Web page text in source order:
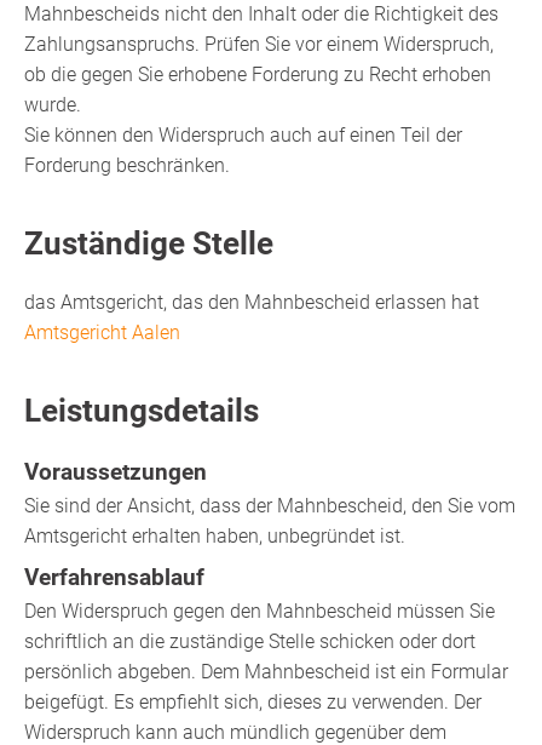
Mahnbescheids nicht den Inhalt oder die Richtigkeit des
Zahlungsanspruchs. Prüfen Sie vor einem Widerspruch,
ob die gegen Sie erhobene Forderung zu Recht erhoben
wurde.
Sie können den Widerspruch auch auf einen Teil der
Forderung beschränken.
Zuständige Stelle
das Amtsgericht, das den Mahnbescheid erlassen hat
Amtsgericht Aalen
Leistungsdetails
Voraussetzungen
Sie sind der Ansicht, dass der Mahnbescheid, den Sie vom
Amtsgericht erhalten haben, unbegründet ist.
Verfahrensablauf
Den Widerspruch gegen den Mahnbescheid müssen Sie
schriftlich an die zuständige Stelle schicken oder dort
persönlich abgeben. Dem Mahnbescheid ist ein Formular
beigefügt. Es empfiehlt sich, dieses zu verwenden. Der
Widerspruch kann auch mündlich gegenüber dem